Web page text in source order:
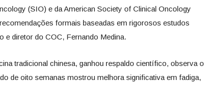
(SIO) e da American Society of Clinical Oncology
formais baseadas em rigorosos estudos
e diretor do COC, Fernando Medina.
tradicional chinesa, ganhou respaldo científico, observa o
de oito semanas mostrou melhora significativa em fadiga,